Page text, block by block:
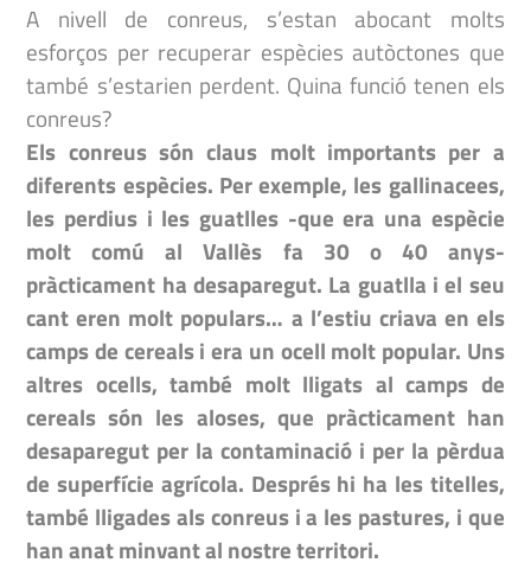
A nivell de conreus, s’estan abocant molts
esforços per recuperar espècies autòctones que
també s’estarien perdent. Quina funció tenen els
conreus?
Els conreus són claus molt importants per a
diferents espècies. Per exemple, les gallinacees,
les perdius i les guatlles -que era una espècie
molt comú al Vallès fa 30 o 40 anys-
pràcticament ha desaparegut. La guatlla i el seu
cant eren molt populars… a l’estiu criava en els
camps de cereals i era un ocell molt popular. Uns
altres ocells, també molt lligats al camps de
cereals són les aloses, que pràcticament han
desaparegut per la contaminació i per la pèrdua
de superfície agrícola. Després hi ha les titelles,
també lligades als conreus i a les pastures, i que
han anat minvant al nostre territori.